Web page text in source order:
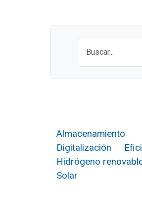
Almacenamiento
Digitalización
Hidrógeno
Solar